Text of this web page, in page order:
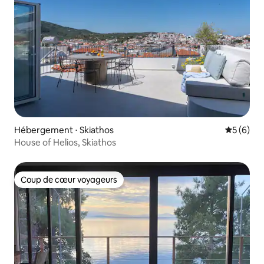
Hébergement ⋅ Skiathos
5 (6)
House of Helios, Skiathos
Coup de cœur voyageurs
Coup de cœur voyageurs